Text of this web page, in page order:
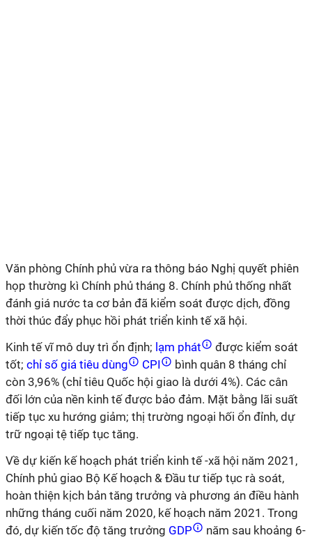
Văn phòng Chính phủ vừa ra thông báo Nghị quyết phiên
họp thường kì Chính phủ tháng 8. Chính phủ thống nhất
đánh giá nước ta cơ bản đã kiểm soát được dịch, đồng
thời thúc đẩy phục hồi phát triển kinh tế xã hội.
Kinh tế vĩ mô duy trì ổn định; lạm phát
được kiểm soát
tốt; chỉ số giá tiêu dùng CPI
bình quân 8 tháng chỉ
còn 3,96% (chỉ tiêu Quốc hội giao là dưới 4%). Các cân
đối lớn của nền kinh tế được bảo đảm. Mặt bằng lãi suất
tiếp tục xu hướng giảm; thị trường ngoại hối ổn đỉnh, dự
trữ ngoại tệ tiếp tục tăng.
Về dự kiến kế hoạch phát triển kinh tế -xã hội năm 2021,
Chính phủ giao Bộ Kế hoạch & Đầu tư tiếp tục rà soát,
hoàn thiện kịch bản tăng trưởng và phương án điều hành
những tháng cuối năm 2020, kế hoạch năm 2021. Trong
đó, dự kiến tốc độ tăng trưởng GDP
năm sau khoảng 6-